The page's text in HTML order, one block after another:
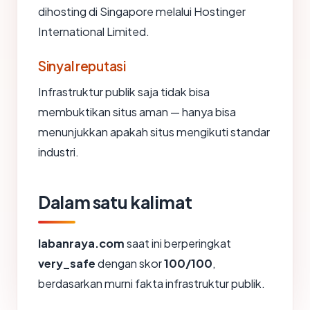
dihosting di Singapore melalui Hostinger
International Limited.
Sinyal reputasi
Infrastruktur publik saja tidak bisa
membuktikan situs aman — hanya bisa
menunjukkan apakah situs mengikuti standar
industri.
Dalam satu kalimat
labanraya.comsaat ini berperingkat
very_safedengan skor100/100,
berdasarkan murni fakta infrastruktur publik.